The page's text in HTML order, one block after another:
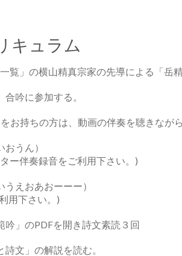
キュラム
覧」の横山精真宗家の先導による「岳
吟に参加する。
お持ちの方は、動画の伴奏を聴きなが
うん）
ー伴奏録音をご利用下さい。)
えおあおーーー）
用下さい。)
吟」のPDFを開き詩文素読３回
文」の解説を読む。